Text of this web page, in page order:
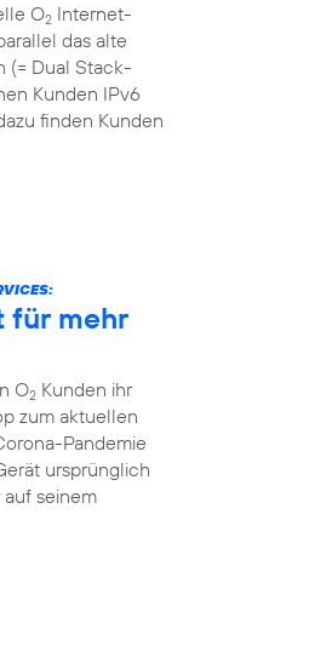
O2 Internet-
das alte
(= Dual Stack-
Kunden IPv6
finden Kunden
für mehr
O2 Kunden ihr
zum aktuellen
Pandemie
ursprünglich
seinem